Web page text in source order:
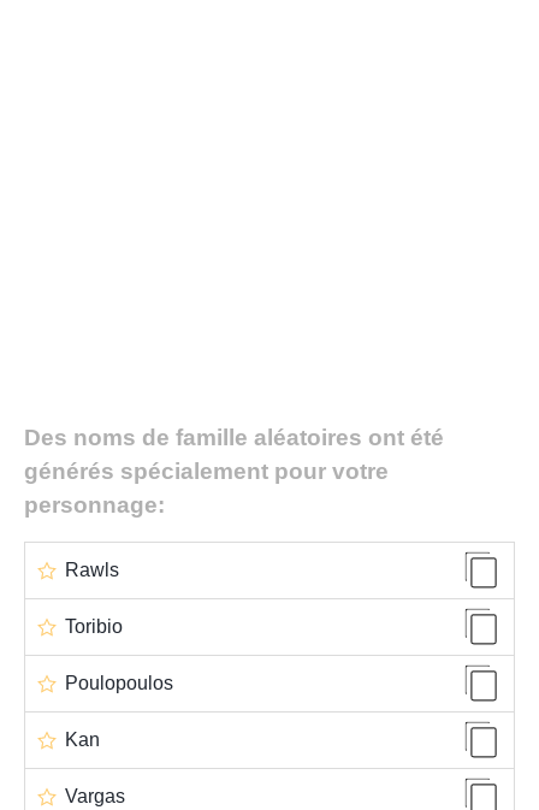
Des noms de famille aléatoires ont été
générés spécialement pour votre
personnage:
Rawls
Toribio
Poulopoulos
Kan
Vargas